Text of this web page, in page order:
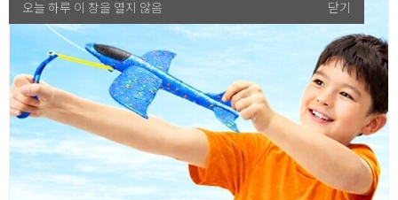
오늘 하루 이 창을 열지 않음 닫기
오늘 하루 이 창을 열지 않음 닫기